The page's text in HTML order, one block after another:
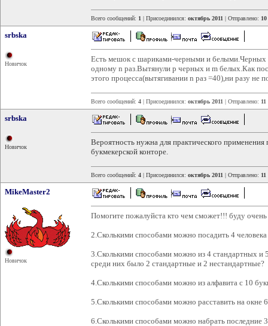
Всего сообщений: 1 | Присоединился: октябрь 2011 | Отправлено:
srbska
Новичок
Есть мешок с шариками-черными и
одному n раз.Вытянули p черных и m белых.Как
этого процесса(вытягивании n раз =40),ни разу не
Всего сообщений: 4 | Присоединился: октябрь 2011 | Отправлено:
srbska
Новичок
Вероятность нужна для практического применения
букмекерской конторе.
Всего сообщений: 4 | Присоединился: октябрь 2011 | Отправлено:
MikeMaster2
Новичок
Помогите пожалуйста кто чем сможет!!! буду очень
2.Сколькими способами можно посадить 4
3.Сколькими способами можно из 4 стандартных и
среди них было 2 стандартные и 2 нестандартные?
4.Сколькими способами можно из алфавита с 10
5.Сколькими способами можно расставить на окне
6.Сколькими способами можно набрать последние